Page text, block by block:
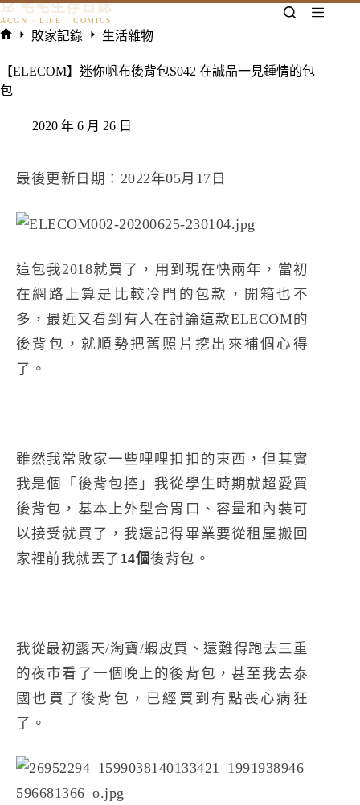
跳
至
要
內
𓃠 宅宅生存日誌
頁
敗家記錄 生活雜物
【ELECOM】迷你帆布後背包S042 在誠品一見鍾情的包
包
2020 年 6 月 26 日
最後更新日期：2022年05月17日
這包我2018就買了，用到現在快兩年，當初
在網路上算是比較冷門的包款，開箱也不
多，最近又看到有人在討論這款ELECOM的
後背包，就順勢把舊照片挖出來補個心得
了。
雖然我常敗家一些哩哩扣扣的東西，但其實
我是個「後背包控」我從學生時期就超愛買
後背包，基本上外型合胃口、容量和內裝可
以接受就買了，我還記得畢業要從租屋搬回
家裡前我就丟了 14個後背包。
我從最初露天/淘寶/蝦皮買、還難得跑去三重
的夜市看了一個晚上的後背包，甚至我去泰
國也買了後背包，已經買到有點喪心病狂
了。